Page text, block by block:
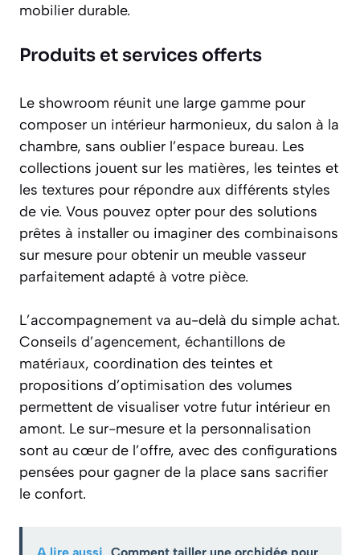
mobilier durable.
Produits et services offerts
Le showroom réunit une large gamme pour
composer un intérieur harmonieux, du salon à la
chambre, sans oublier l’espace bureau. Les
collections jouent sur les matières, les teintes et
les textures pour répondre aux différents styles
de vie. Vous pouvez opter pour des solutions
prêtes à installer ou imaginer des combinaisons
sur mesure pour obtenir un meuble vasseur
parfaitement adapté à votre pièce.
L’accompagnement va au-delà du simple achat.
Conseils d’agencement, échantillons de
matériaux, coordination des teintes et
propositions d’optimisation des volumes
permettent de visualiser votre futur intérieur en
amont. Le sur-mesure et la personnalisation
sont au cœur de l’offre, avec des configurations
pensées pour gagner de la place sans sacrifier
le confort.